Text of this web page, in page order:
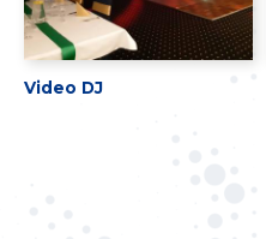
Video DJ